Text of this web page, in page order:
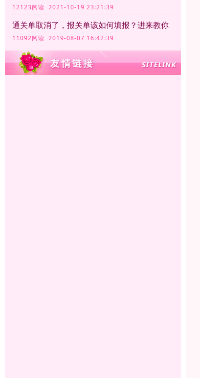
12123阅读 2021-10-19 23:21:39
通关单取消了，报关单该如何填报？进来教你
11092阅读 2019-08-07 16:42:39